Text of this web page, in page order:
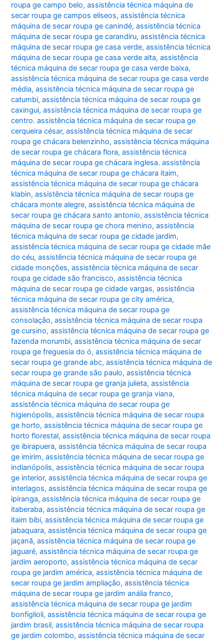
roupa ge campo belo,assistência técnica máquina de
secar roupa ge campos elíseos,assistência técnica
máquina de secar roupa ge canindé,assistência técnica
máquina de secar roupa ge carandiru,assistência técnica
máquina de secar roupa ge casa verde,assistência técnica
máquina de secar roupa ge casa verde alta,assistência
técnica máquina de secar roupa ge casa verde baixa,
assistência técnica máquina de secar roupa ge casa verde
média,assistência técnica máquina de secar roupa ge
catumbi,assistência técnica máquina de secar roupa ge
caxingui,assistência técnica máquina de secar roupa ge
centro. assistência técnica máquina de secar roupa ge
cerqueira césar,assistência técnica máquina de secar
roupa ge chácara belenzinho,assistência técnica máquina
de secar roupa ge chácara flora,assistência técnica
máquina de secar roupa ge chácara inglesa. assistência
técnica máquina de secar roupa ge chácara itaim,
assistência técnica máquina de secar roupa ge chácara
klabin,assistência técnica máquina de secar roupa ge
chácara monte alegre,assistência técnica máquina de
secar roupa ge chácara santo antonio,assistência técnica
máquina de secar roupa ge chora menino,assistência
técnica máquina de secar roupa ge cidade jardim,
assistência técnica máquina de secar roupa ge cidade mãe
do céu,assistência técnica máquina de secar roupa ge
cidade monções,assistência técnica máquina de secar
roupa ge cidade são francisco,assistência técnica
máquina de secar roupa ge cidade vargas,assistência
técnica máquina de secar roupa ge city américa,
assistência técnica máquina de secar roupa ge
consolação,assistência técnica máquina de secar roupa
ge cursino,assistência técnica máquina de secar roupa ge
fazenda morumbi,assistência técnica máquina de secar
roupa ge freguesia do ó,assistência técnica máquina de
secar roupa ge grande abc,assistência técnica máquina de
secar roupa ge grande são paulo,assistência técnica
máquina de secar roupa ge granja julieta,assistência
técnica máquina de secar roupa ge granja viana,
assistência técnica máquina de secar roupa ge
higienópolis,assistência técnica máquina de secar roupa
ge horto,assistência técnica máquina de secar roupa ge
horto florestal,assistência técnica máquina de secar roupa
ge ibirapuera,assistência técnica máquina de secar roupa
ge imirim,assistência técnica máquina de secar roupa ge
indianópolis,assistência técnica máquina de secar roupa
ge interior,assistência técnica máquina de secar roupa ge
interlagos,assistência técnica máquina de secar roupa ge
ipiranga,assistência técnica máquina de secar roupa ge
itaberaba,assistência técnica máquina de secar roupa ge
itaim bibi,assistência técnica máquina de secar roupa ge
jabaquara,assistência técnica máquina de secar roupa ge
jaçanã,assistência técnica máquina de secar roupa ge
jaguaré,assistência técnica máquina de secar roupa ge
jardim aeroporto,assistência técnica máquina de secar
roupa ge jardim américa,assistência técnica máquina de
secar roupa ge jardim ampliação,assistência técnica
máquina de secar roupa ge jardim anália franco,
assistência técnica máquina de secar roupa ge jardim
bonfiglioli,assistência técnica máquina de secar roupa ge
jardim brasil,assistência técnica máquina de secar roupa
ge jardim colombo,assistência técnica máquina de secar